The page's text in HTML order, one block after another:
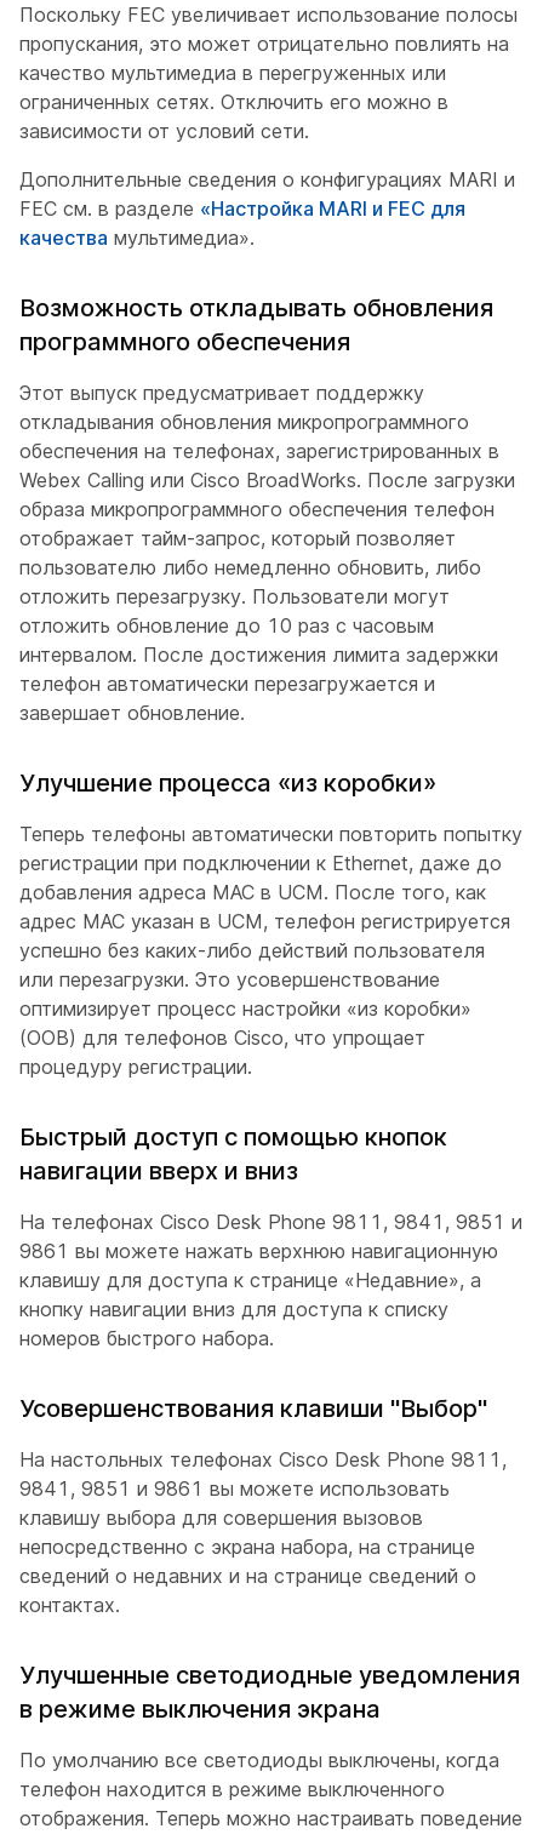
Поскольку FEC увеличивает использование полосы
пропускания, это может отрицательно повлиять на
качество мультимедиа в перегруженных или
ограниченных сетях. Отключить его можно в
зависимости от условий сети.
Дополнительные сведения о конфигурациях MARI и
FEC см. в разделе «Настройка MARI и FEC для
качества мультимедиа».
Возможность откладывать обновления
программного обеспечения
Этот выпуск предусматривает поддержку
откладывания обновления микропрограммного
обеспечения на телефонах, зарегистрированных в
Webex Calling или Cisco BroadWorks. После загрузки
образа микропрограммного обеспечения телефон
отображает тайм-запрос, который позволяет
пользователю либо немедленно обновить, либо
отложить перезагрузку. Пользователи могут
отложить обновление до 10 раз с часовым
интервалом. После достижения лимита задержки
телефон автоматически перезагружается и
завершает обновление.
Улучшение процесса «из коробки»
Теперь телефоны автоматически повторить попытку
регистрации при подключении к Ethernet, даже до
добавления адреса MAC в UCM. После того, как
адрес MAC указан в UCM, телефон регистрируется
успешно без каких-либо действий пользователя
или перезагрузки. Это усовершенствование
оптимизирует процесс настройки «из коробки»
(OOB) для телефонов Cisco, что упрощает
процедуру регистрации.
Быстрый доступ с помощью кнопок
навигации вверх и вниз
На телефонах Cisco Desk Phone 9811, 9841, 9851 и
9861 вы можете нажать верхнюю навигационную
клавишу для доступа к странице «Недавние», а
кнопку навигации вниз для доступа к списку
номеров быстрого набора.
Усовершенствования клавиши "Выбор"
На настольных телефонах Cisco Desk Phone 9811,
9841, 9851 и 9861 вы можете использовать
клавишу выбора для совершения вызовов
непосредственно с экрана набора, на странице
сведений о недавних и на странице сведений о
контактах.
Улучшенные светодиодные уведомления
в режиме выключения экрана
По умолчанию все светодиоды выключены, когда
телефон находится в режиме выключенного
отображения. Теперь можно настраивать поведение